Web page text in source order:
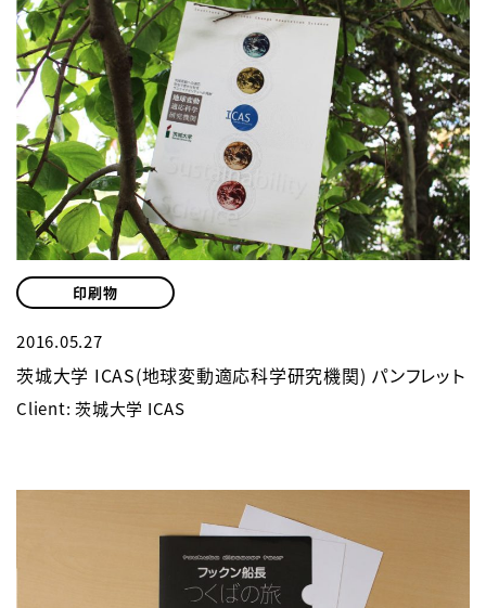
印刷物
2016.05.27
茨城大学 ICAS(地球変動適応科学研究機関) パンフレット
Client: 茨城大学 ICAS